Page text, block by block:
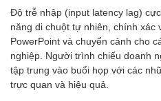
Độ trễ nhập (input latency lag)
năng di chuột tự nhiên, chính xác
PowerPoint và chuyển cảnh cho
nghiệp. Người trình chiếu doanh
tập trung vào buổi họp với các
trực quan và hiệu quả.